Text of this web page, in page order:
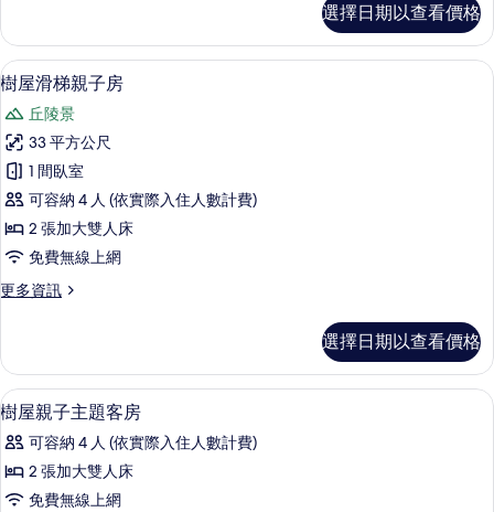
相
片
四
人
房
詳
情
選擇日期以查看價格
顯
示
樹
屋
滑
梯
親
子
房
所
有
相
片
7
樹屋滑梯親子房
丘陵景
33 平方公尺
1 間臥室
可容納 4 人 (依實際入住人數計費)
2 張加大雙人床
免費無線上網
更多資訊
更
滑
梯
親
房
的
情
選擇日期以查看價格
顯
示
樹
屋
羽絨被、迷你吧、書桌、遮光布/窗簾
6
樹屋親子主題客房
可容納 4 人 (依實際入住人數計費)
2 張加大雙人床
免費無線上網